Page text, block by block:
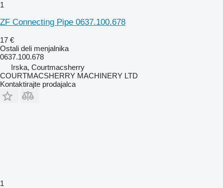
1
ZF Connecting Pipe 0637.100.678
17 €
Ostali deli menjalnika
0637.100.678
Irska, Courtmacsherry
COURTMACSHERRY MACHINERY LTD
Kontaktirajte prodajalca
1